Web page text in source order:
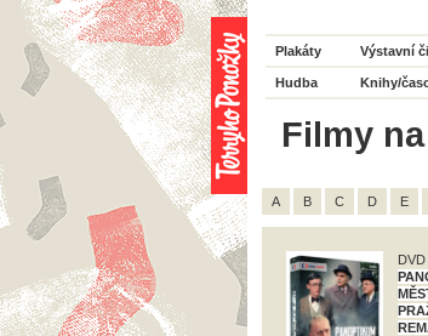
Plakáty Výstavní
Hudba Knihy/
Filmy
A B C D E
DVD